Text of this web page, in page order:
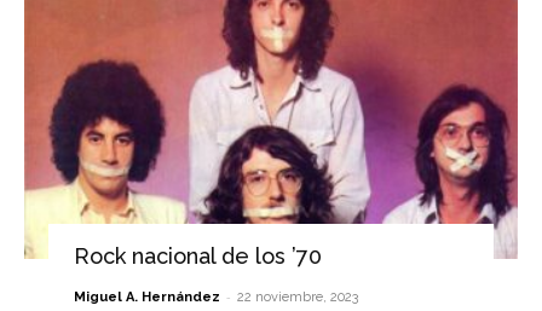
Rock nacional de los ’70
Miguel A. Hernández - 22 noviembre, 2023